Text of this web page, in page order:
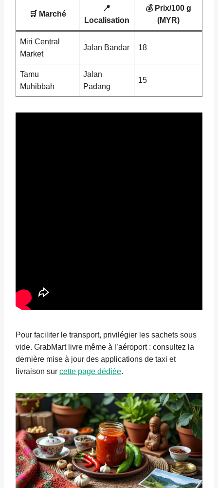
🛒 Marché
📍
Localisation
💰 Prix/100 g
(MYR)
Miri Central
Market
Jalan Bandar 18
Tamu
Muhibbah
Jalan
Padang
15
Pour faciliter le transport, privilégier les sachets sous
vide. GrabMart livre même à l’aéroport : consultez la
dernière mise à jour des applications de taxi et
livraison sur cette page dédiée.